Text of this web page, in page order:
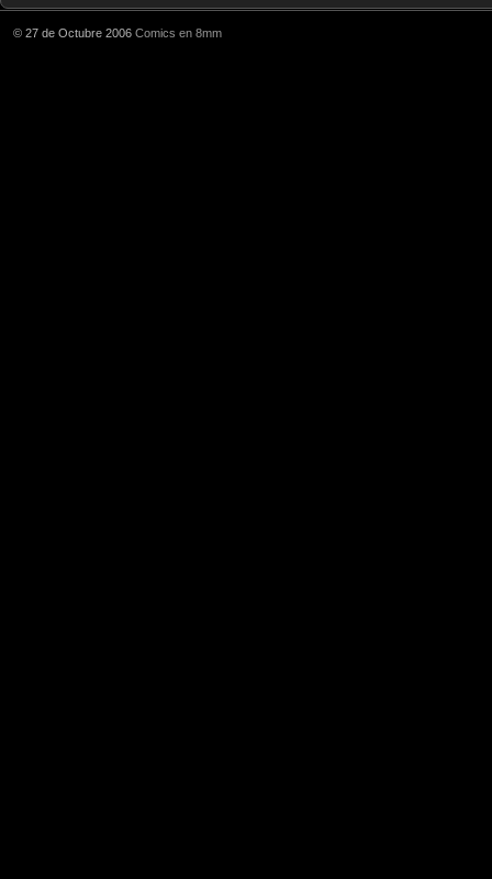
© 27 de Octubre 2006 Comics en 8mm